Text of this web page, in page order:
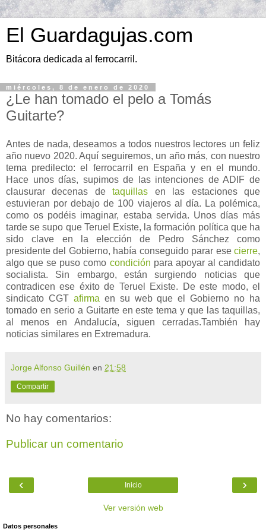
El Guardagujas.com
Bitácora dedicada al ferrocarril.
miércoles, 8 de enero de 2020
¿Le han tomado el pelo a Tomás
Guitarte?
Antes de nada, deseamos a todos nuestros lectores un feliz
año nuevo 2020. Aquí seguiremos, un año más, con nuestro
tema predilecto: el ferrocarril en España y en el mundo.
Hace unos días, supimos de las intenciones de ADIF de
clausurar decenas detaquillas en las estaciones que
estuvieran por debajo de 100 viajeros al día. La polémica,
como os podéis imaginar, estaba servida. Unos días más
tarde se supo que Teruel Existe, la formación política que ha
sido clave en la elección de Pedro Sánchez como
presidente del Gobierno, había conseguido parar ese cierre,
algo que se puso como condición para apoyar al candidato
socialista. Sin embargo, están surgiendo noticias que
contradicen ese éxito de Teruel Existe. De este modo, el
sindicato CGT afirma en su web que el Gobierno no ha
tomado en serio a Guitarte en este tema y que las taquillas,
al menos en Andalucía, siguen cerradas.También hay
noticias similares en Extremadura.
Jorge Alfonso Guillén en 21:58
Compartir
No hay comentarios:
Publicar un comentario
‹ ›
Inicio
Ver versión web
Datos personales